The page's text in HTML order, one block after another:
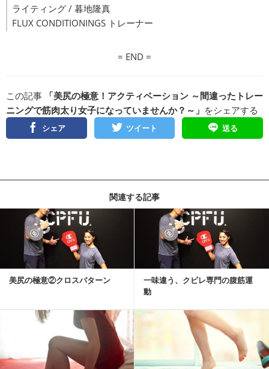
ライティング / 暮地隆真
FLUX CONDITIONINGS トレーナー
= END =
この記事
「美尻の極意！アクティベーション ～間違ったトレー
ニングで筋肉太り女子になっていませんか？～」 をシェアする
シェア ツイート 送る
関連する記事
美尻の極意②クロスパターン
一味違う、クビレ専門の腹筋運
動